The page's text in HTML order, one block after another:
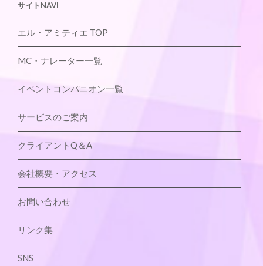
サイトNAVI
エル・アミティエ TOP
MC・ナレーター一覧
イベントコンパニオン一覧
サービスのご案内
クライアントQ＆A
会社概要・アクセス
お問い合わせ
リンク集
SNS